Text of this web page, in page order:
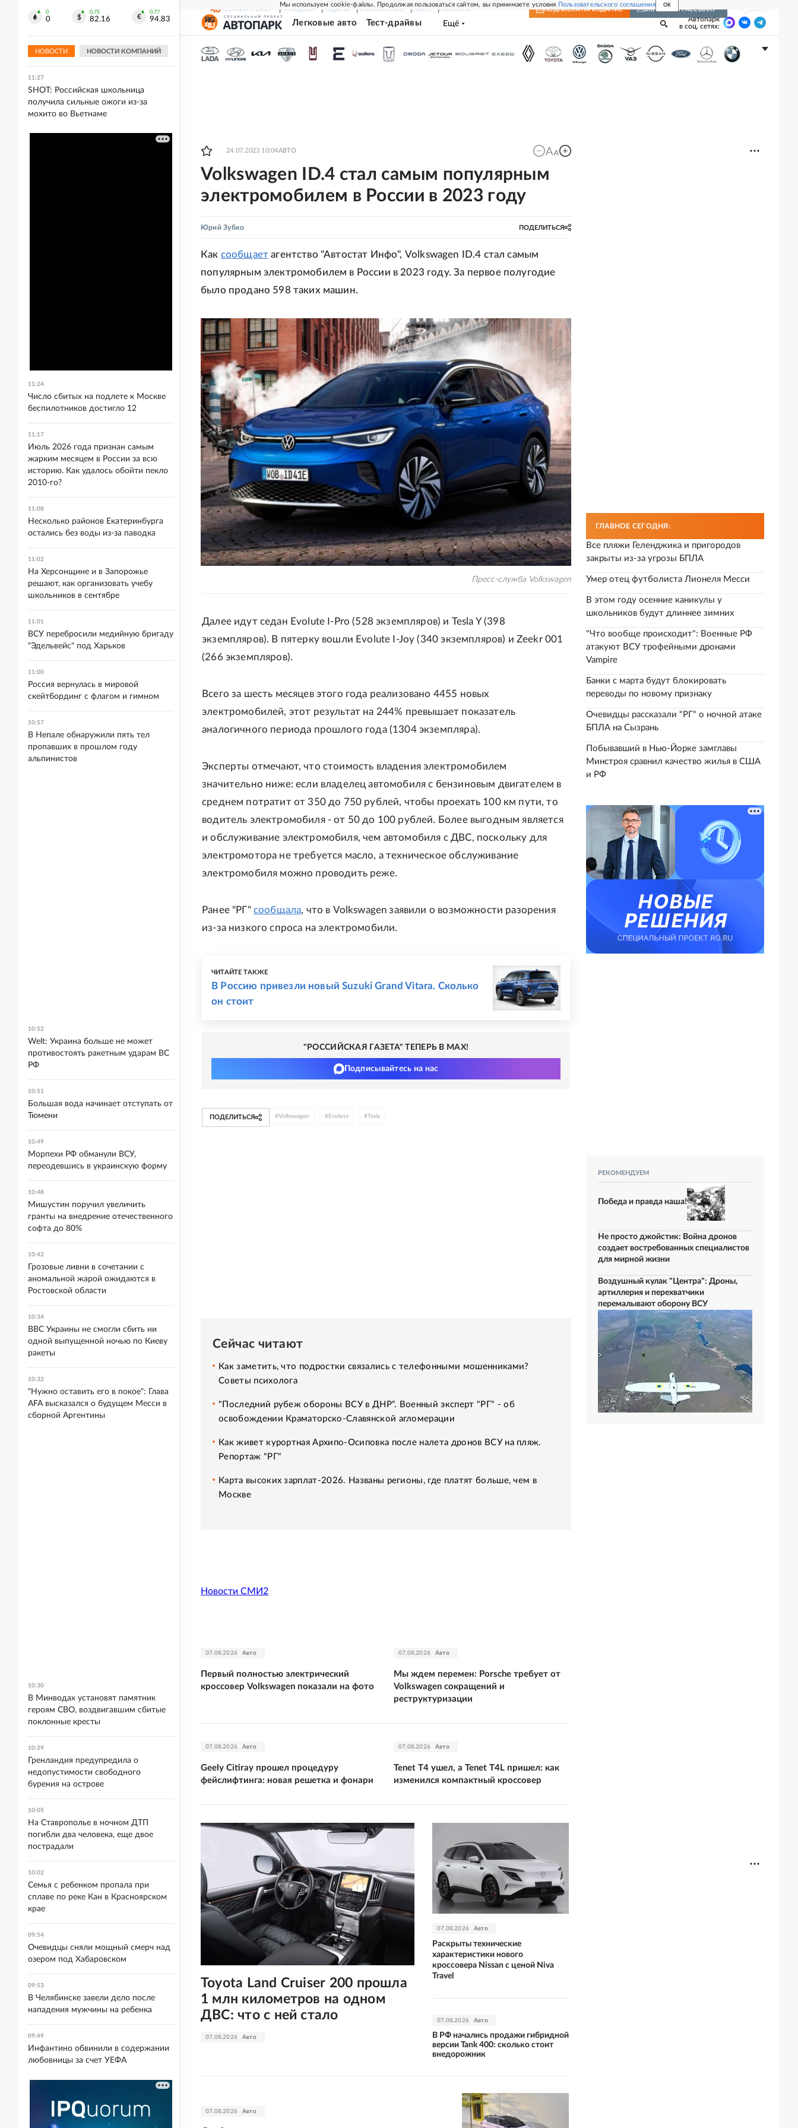
Мы используем cookie-файлы. Продолжая пользоваться сайтом, вы принимаете условия Пользовательского соглашения OK
СВЕЖИЙ НОМЕР РГ-НЕДЕЛЯ РОДИНА ПРИЛОЖЕНИЯ СОЮЗ НОВОСТИ ПОДПИСКА НА ИЗДАНИЕ ВКЛЮЧИТЬ РАССЫЛКУ
Легковые авто Тест-драйвы Ещё
Автопарк
в соц. сетях:
24.07.2023 10:04АВТО
Volkswagen ID.4 стал самым популярным
электромобилем в России в 2023 году
Юрий Зубко ПОДЕЛИТЬСЯ
Как сообщает агентство "Автостат Инфо", Volkswagen ID.4 стал самым
популярным электромобилем в России в 2023 году. За первое полугодие
было продано 598 таких машин.
Пресс-служба Volkswagen
Далее идут седан Evolute I-Pro (528 экземпляров) и Tesla Y (398
экземпляров). В пятерку вошли Evolute I-Joy (340 экземпляров) и Zeekr 001
(266 экземпляров).
Всего за шесть месяцев этого года реализовано 4455 новых
электромобилей, этот результат на 244% превышает показатель
аналогичного периода прошлого года (1304 экземпляра).
Эксперты отмечают, что стоимость владения электромобилем
значительно ниже: если владелец автомобиля с бензиновым двигателем в
среднем потратит от 350 до 750 рублей, чтобы проехать 100 км пути, то
водитель электромобиля - от 50 до 100 рублей. Более выгодным является
и обслуживание электромобиля, чем автомобиля с ДВС, поскольку для
электромотора не требуется масло, а техническое обслуживание
электромобиля можно проводить реже.
Ранее "РГ" сообщала, что в Volkswagen заявили о возможности разорения
из-за низкого спроса на электромобили.
ЧИТАЙТЕ ТАКЖЕ
В Россию привезли новый Suzuki Grand Vitara. Сколько
он стоит
"РОССИЙСКАЯ ГАЗЕТА" ТЕПЕРЬ В MAX!
Подписывайтесь на нас
ПОДЕЛИТЬСЯ #Volkswagen # Evolute #Tesla
Сейчас читают
Как заметить, что подростки связались с телефонными мошенниками?
Советы психолога
"Последний рубеж обороны ВСУ в ДНР". Военный эксперт "РГ" - об
освобождении Краматорско-Славянской агломерации
Как живет курортная Архипо-Осиповка после налета дронов ВСУ на пляж.
Репортаж "РГ"
Карта высоких зарплат-2026. Названы регионы, где платят больше, чем в
Москве
Новости СМИ2
07.08.2026 Авто
Первый полностью электрический
кроссовер Volkswagen показали на фото
07.08.2026 Авто
Мы ждем перемен: Porsche требует от
Volkswagen сокращений и
реструктуризации
07.08.2026 Авто
Geely Citiray прошел процедуру
фейслифтинга: новая решетка и фонари
07.08.2026 Авто
Tenet T4 ушел, а Tenet T4L пришел: как
изменился компактный кроссовер
07.08.2026 Авто
Toyota Land Cruiser 200 прошла
1 млн километров на одном
ДВС: что с ней стало
07.08.2026 Авто
Раскрыты технические
характеристики нового
кроссовера Nissan с ценой Niva
Travel
07.08.2026 Авто
В РФ начались продажи гибридной
версии Tank 400: сколько стоит
внедорожник
07.08.2026 Авто
ГЛАВНОЕ СЕГОДНЯ:
Все пляжи Геленджика и пригородов
закрыты из-за угрозы БПЛА
Умер отец футболиста Лионеля Месси
В этом году осенние каникулы у
школьников будут длиннее зимних
"Что вообще происходит": Военные РФ
атакуют ВСУ трофейными дронами
Vampire
Банки с марта будут блокировать
переводы по новому признаку
Очевидцы рассказали "РГ" о ночной атаке
БПЛА на Сызрань
Побывавший в Нью-Йорке замглавы
Минстроя сравнил качество жилья в США
и РФ
РЕКОМЕНДУЕМ
Победа и правда наша!
Не просто джойстик: Война дронов
создает востребованных специалистов
для мирной жизни
Воздушный кулак "Центра": Дроны,
артиллерия и перехватчики
перемалывают оборону ВСУ
0
0
0.75
82.16
0.77
94.83
НОВОСТИ НОВОСТИ КОМПАНИЙ
11:31
из-за жары
11:27
SHOT: Российская школьница
получила сильные ожоги из-за
мохито во Вьетнаме
11:24
Число сбитых на подлете к Москве
беспилотников достигло 12
11:17
Июль 2026 года признан самым
жарким месяцем в России за всю
историю. Как удалось обойти пекло
2010-го?
11:08
Несколько районов Екатеринбурга
остались без воды из-за паводка
11:02
На Херсонщине и в Запорожье
решают, как организовать учебу
школьников в сентябре
11:01
ВСУ перебросили медийную бригаду
"Эдельвейс" под Харьков
11:00
Россия вернулась в мировой
скейтбординг с флагом и гимном
10:57
В Непале обнаружили пять тел
пропавших в прошлом году
альпинистов
10:52
Welt: Украина больше не может
противостоять ракетным ударам ВС
РФ
10:51
Большая вода начинает отступать от
Тюмени
10:49
Морпехи РФ обманули ВСУ,
переодевшись в украинскую форму
10:48
Мишустин поручил увеличить
гранты на внедрение отечественного
софта до 80%
10:42
Грозовые ливни в сочетании с
аномальной жарой ожидаются в
Ростовской области
10:34
ВВС Украины не смогли сбить ни
одной выпущенной ночью по Киеву
ракеты
10:32
"Нужно оставить его в покое": Глава
AFA высказался о будущем Месси в
сборной Аргентины
10:30
В Минводах установят памятник
героям СВО, воздвигавшим сбитые
поклонные кресты
10:29
Гренландия предупредила о
недопустимости свободного
бурения на острове
10:05
На Ставрополье в ночном ДТП
погибли два человека, еще двое
пострадали
10:02
Семья с ребенком пропала при
сплаве по реке Кан в Красноярском
крае
09:54
Очевидцы сняли мощный смерч над
озером под Хабаровском
09:53
В Челябинске завели дело после
нападения мужчины на ребенка
09:49
Инфантино обвинили в содержании
любовницы за счет УЕФА